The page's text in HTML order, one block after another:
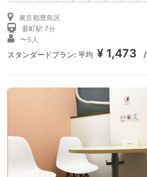
東京都豊島区
要町駅 7分
〜5人
スタンダードプラン: 平均 ¥ 1,473